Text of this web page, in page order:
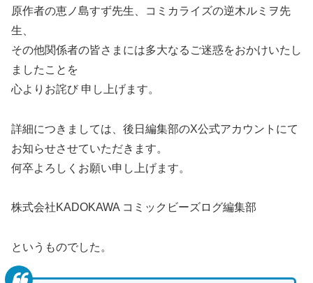
原作者の恵ノ島すず先生、コミカライズの逆木ルミヲ先
生、
その他関係者の皆さまには多大なるご迷惑をおかけいたし
ましたことを
心よりお詫び 申し上げます。
詳細につきましては、後日編集部のX公式アカウントにて
お知らせさせていただきます。
何卒よろしくお願い申し上げます。
株式会社KADOKAWA コミックビーズログ編集部
というものでした。